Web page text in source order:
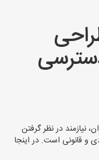
نیازمند در نظر گرفتن
و قانونی است. در اینجا